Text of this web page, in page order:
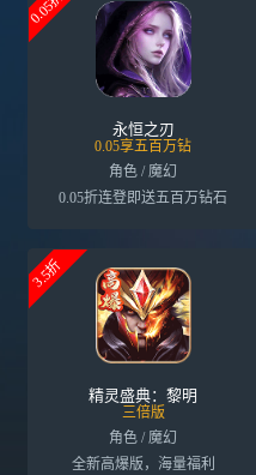
永恒之刃
0.05享五百万钻
角色 / 魔幻
0.05折连登即送五百万钻石
3.5折
精灵盛典：黎明
三倍版
角色 / 魔幻
全新高爆版，海量福利